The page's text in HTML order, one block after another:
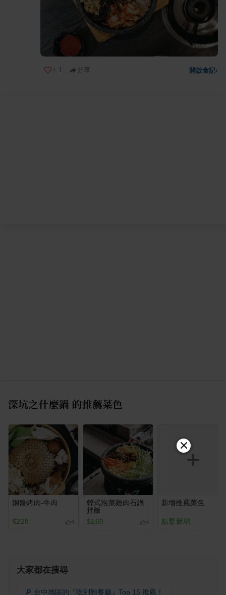
+ 1 分享 開啟食記›
深坑之什麼鍋 的推薦菜色
銅盤烤肉-牛肉
$228
韓式泡菜雞肉石鍋
拌飯
$160
新增推薦菜色
點擊新增
大家都在搜尋
🔎 台中地區的『吃到飽餐廳』Top 15 推薦！